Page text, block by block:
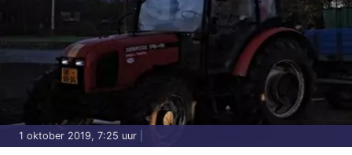
1 oktober 2019, 7:25 uur